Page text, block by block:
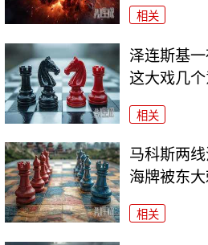
相关
泽连斯基一
这大戏几个
相关
马科斯两
海牌被东
相关